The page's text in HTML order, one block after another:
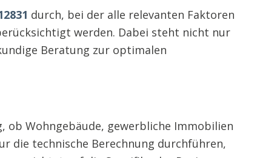
durch, bei der alle relevanten Faktoren
werden. Dabei steht nicht nur
Beratung zur optimalen
ob Wohngebäude, gewerbliche Immobilien
die technische Berechnung durchführen,